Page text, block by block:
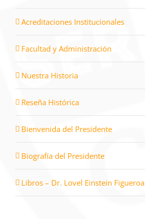
Acreditaciones Institucionales
Facultad y Administración
Nuestra Historia
Reseña Histórica
Bienvenida del Presidente
Biografía del Presidente
Libros – Dr. Lovel Einstein Figueroa